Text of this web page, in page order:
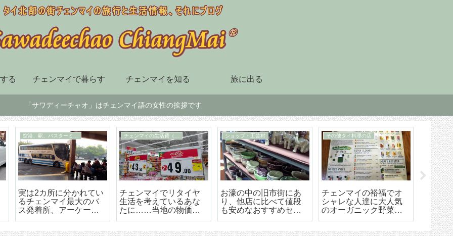
る チェンマイで暮らす チェンマイを知る 旅に出る
「サワディーチャオ」はチェンマイ語の女性の挨拶です
チェンマイ市内の移動手段
BTSも地下鉄もないチ
ェンマイはソンテウで
の移動が便利で楽しい
スーパー、デパート、ショッピングセンター
チェンマイ最大の高級
のショッピングセンタ
ー「セントラルフェス
90日レポート
「90日レポート」を提
出する
タイ暮らしのビザ
チェンマイ（タイ）長
期滞在生活のためのリ
タイヤメント（NON-
【
マイ空
ド 降
ら市内
手続き